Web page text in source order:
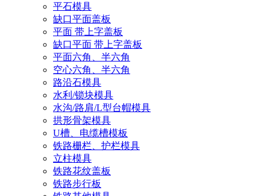
平石模具
缺口平面盖板
平面 带上字盖板
缺口平面 带上字盖板
平面六角、半六角
空心六角、半六角
路沿石模具
水利/锁块模具
水沟/路肩/L型台帽模具
拱形骨架模具
U槽、电缆槽模板
铁路栅栏、护栏模具
立柱模具
铁路花纹盖板
铁路步行板